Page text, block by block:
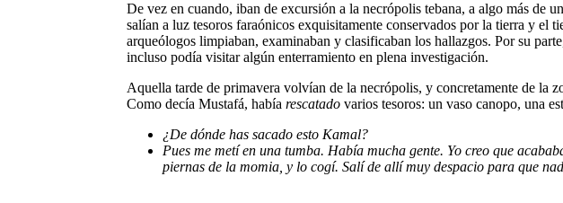
De vez en cuando, iban de excursión a la necrópolis tebana, a algo más de
salían a luz tesoros faraónicos exquisitamente conservados por la tierra y el
arqueólogos limpiaban, examinaban y clasificaban los hallazgos. Por su
incluso podía visitar algún enterramiento en plena investigación.
Aquella tarde de primavera volvían de la necrópolis, y concretamente de la
Como decía Mustafá, había rescatadovarios tesoros: un vaso canopo, una
¿De dónde has sacado esto Kamal?
Pues me metí en una tumba. Había mucha gente. Yo creo que
piernas de la momia, y lo cogí. Salí de allí muy despacio para que